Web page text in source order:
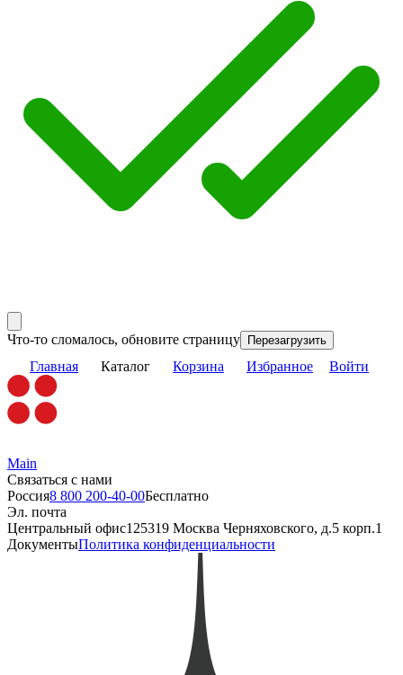
Что-то сломалось, обновите страницу Перезагрузить
Главная Каталог Корзина Избранное Войти
Main
Связаться с нами
Россия8 800 200-40-00Бесплатно
Эл. почта
Центральный офис125319 Москва Черняховского, д.5 корп.1
ДокументыПолитика конфиденциальности